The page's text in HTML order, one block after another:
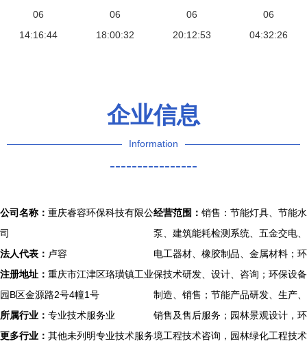
力与加盟模
式深度解析
06
14:16:44
域，守护绿
水青山的践
06
18:00:32
风尚
06
20:12:53
苏，助力湖
北爱国环保
06
04:32:26
企业信息
Information
----------------
公司名称： 重庆睿容环保科技有限公
司
法人代表： 卢容
注册地址： 重庆市江津区珞璜镇工业
园B区金源路2号4幢1号
所属行业： 专业技术服务业
更多行业： 其他未列明专业技术服务
经营范围： 销售：节能灯具、节能水
泵、建筑能耗检测系统、五金交电、
电工器材、橡胶制品、金属材料；环
保技术研发、设计、咨询；环保设备
制造、销售；节能产品研发、生产、
销售及售后服务；园林景观设计，环
境工程技术咨询，园林绿化工程技术